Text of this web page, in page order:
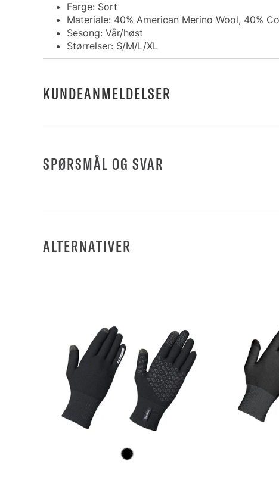
Farge: Sort
Materiale: 40% American Merino Wool, 40%
Sesong: Vår/høst
Størrelser: S/M/L/XL
KUNDEANMELDELSER
SPØRSMÅL OG SVAR
ALTERNATIVER